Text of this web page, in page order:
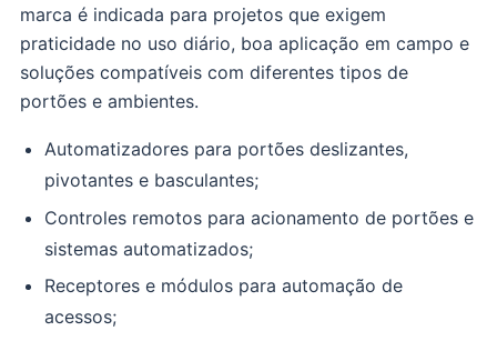
marca é indicada para projetos que exigem
praticidade no uso diário, boa aplicação em campo e
soluções compatíveis com diferentes tipos de
portões e ambientes.
Automatizadores para portões deslizantes,
pivotantes e basculantes;
Controles remotos para acionamento de portões e
sistemas automatizados;
Receptores e módulos para automação de
acessos;